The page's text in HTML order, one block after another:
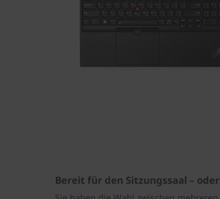
Bereit für den Sitzungssaal –